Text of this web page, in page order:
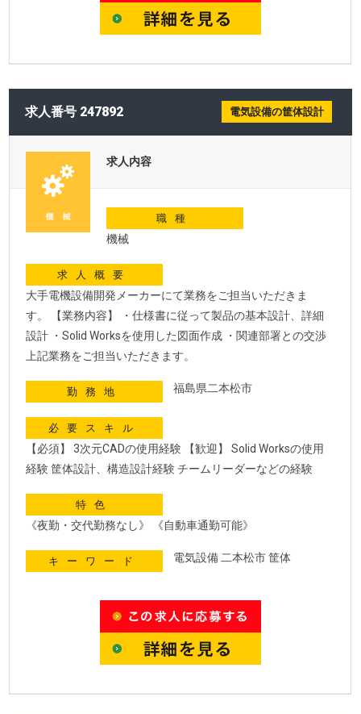
求人番号 247892 電気設備の筐体設計
求人内容
職種
機械
求人概要
大手電機設備開発メーカーにて業務をご担当いただきま
す。 【業務内容】 ・仕様書に従って製品の基本設計、詳細
設計 ・Solid Worksを使用した図面作成 ・関連部署との交渉
上記業務をご担当いただきます。
勤務地 福島県二本松市
必要スキル
【必須】 3次元CADの使用経験 【歓迎】 Solid Worksの使用
経験 筐体設計、構造設計経験 チームリーダーなどの経験
特色
《夜勤・交代勤務なし》 《自動車通勤可能》
キーワード 電気設備 二本松市 筐体